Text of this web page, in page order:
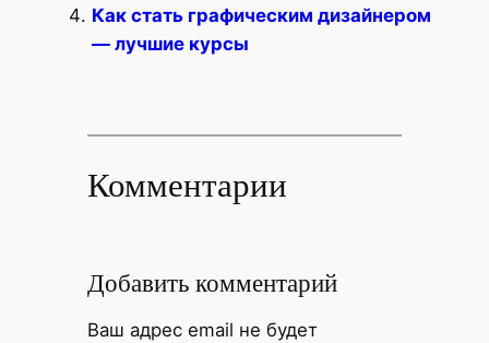
Как стать графическим дизайнером
— лучшие курсы
Комментарии
Добавить комментарий
Ваш адрес email не будет